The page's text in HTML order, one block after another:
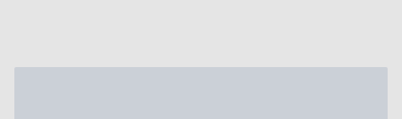
Vagyonbiztosítások